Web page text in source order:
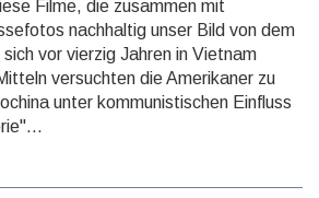
Filme, die zusammen mit
nachhaltig unser Bild von dem
vor vierzig Jahren in Vietnam
versuchten die Amerikaner zu
unter kommunistischen Einfluss